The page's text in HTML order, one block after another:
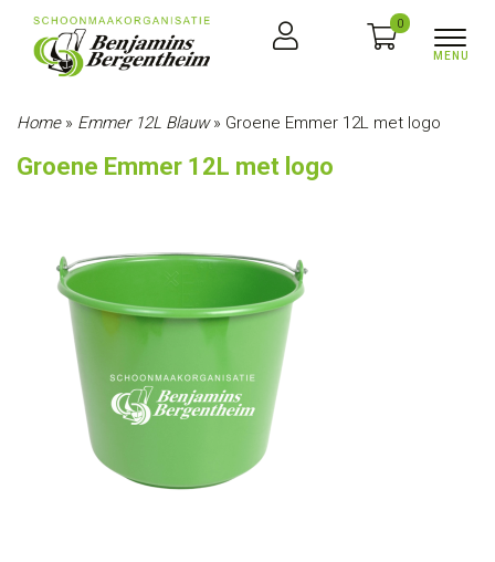
0
Home» Emmer 12L Blauw» Groene Emmer 12L met logo
Groene Emmer 12L met logo